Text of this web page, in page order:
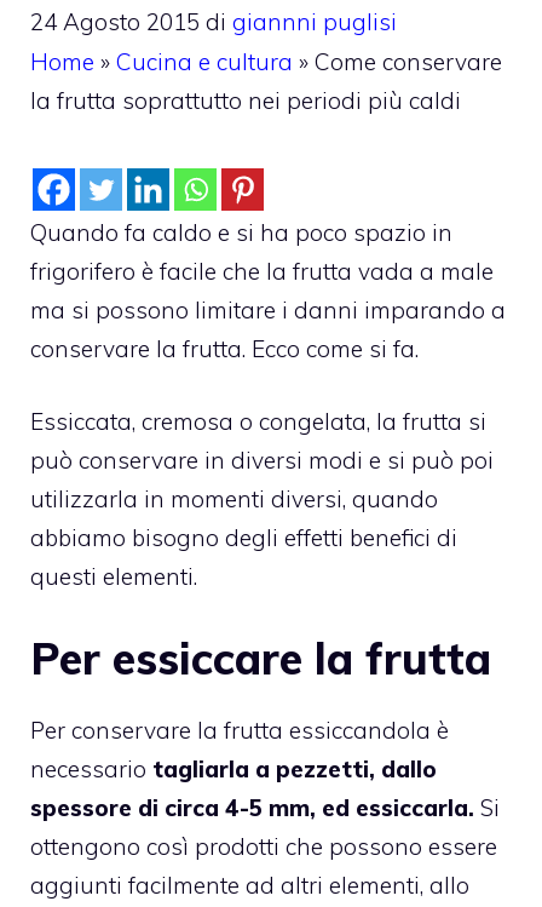
24 Agosto 2015 di giannni puglisi
Home » Cucina e cultura » Come conservare
la frutta soprattutto nei periodi più caldi
Quando fa caldo e si ha poco spazio in
frigorifero è facile che la frutta vada a male
ma si possono limitare i danni imparando a
conservare la frutta. Ecco come si fa.
Essiccata, cremosa o congelata, la frutta si
può conservare in diversi modi e si può poi
utilizzarla in momenti diversi, quando
abbiamo bisogno degli effetti benefici di
questi elementi.
Per essiccare la frutta
Per conservare la frutta essiccandola è
necessario tagliarla a pezzetti, dallo
spessore di circa 4-5 mm, ed essiccarla. Si
ottengono così prodotti che possono essere
aggiunti facilmente ad altri elementi, allo